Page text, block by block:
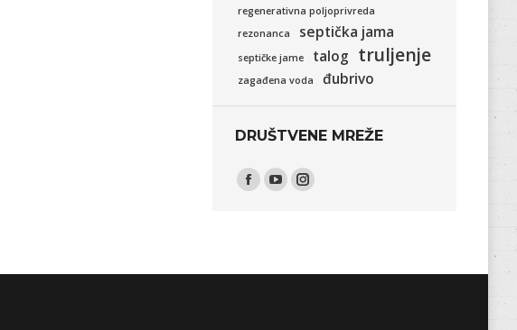
regenerativna poljoprivreda
rezonanca
septička jama
septičke jame talog truljenje
zagađena voda đubrivo
DRUŠTVENE MREŽE
Find us on:
Facebook
YouTubeInstagram